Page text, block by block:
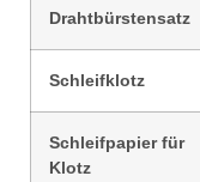
Drahtbürstensatz
Schleifklotz
Schleifpapier für
Klotz